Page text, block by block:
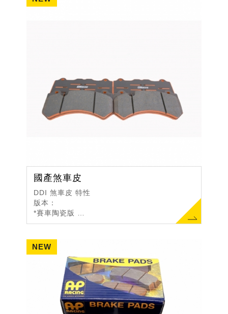
國產煞車皮
DDI 煞車皮 特性
版本：
*賽車陶瓷版
非石棉（NAO)材
0.35～0.45 GF
工作溫度450度
*賽車競技版
復合材(CONSTITUEN...